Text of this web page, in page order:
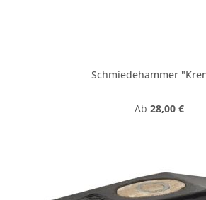
Schmiedehammer
Regulärer Preis:
Ab 28,00 €